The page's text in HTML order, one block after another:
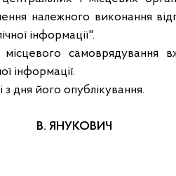
належного виконання
інформації".
самоврядування
інформації.
дня його опублікування.
В. ЯНУКОВИЧ